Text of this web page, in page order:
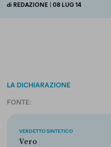
di REDAZIONE | 08 LUG 14
LA DICHIARAZIONE
FONTE:
VERDETTO SINTETICO
Vero